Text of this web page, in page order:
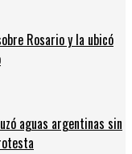
Rosario y la ubicó
aguas argentinas sin